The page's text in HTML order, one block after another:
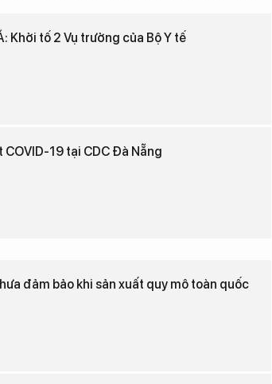
Khởi tố 2 Vụ trưởng của Bộ Y tế
19 tại CDC Đà Nẵng
đảm bảo khi sản xuất quy mô toàn quốc